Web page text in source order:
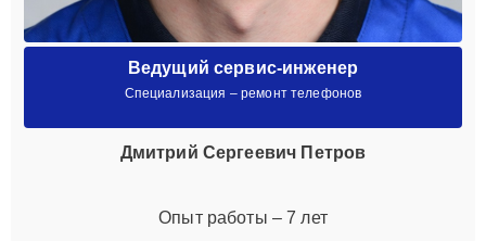
Ведущий сервис-инженер
Специализация – ремонт телефонов
Дмитрий Сергеевич Петров
Опыт работы – 7 лет